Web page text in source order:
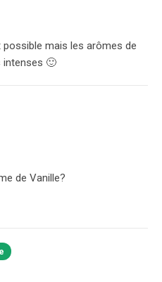
possible mais les arômes de
intenses 🙂
de Vanille?